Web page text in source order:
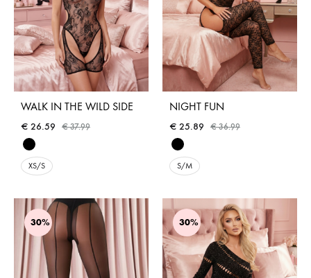
WALK IN THE WILD SIDE
€ 26.59 €37.99
XS/S
NIGHT FUN
€ 25.89 €36.99
S/M
30% 30%